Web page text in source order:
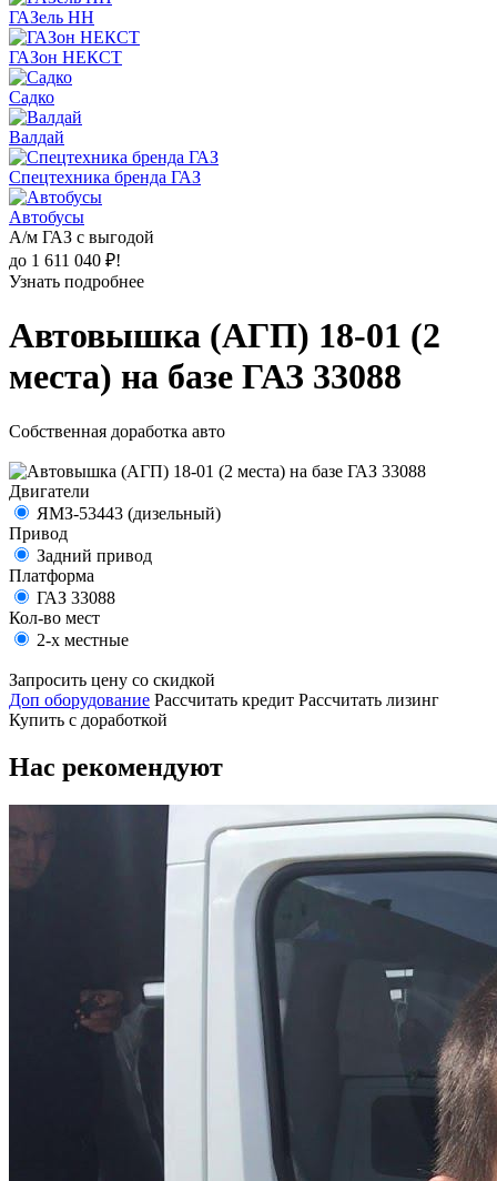
ГАЗель НН
ГАЗон НЕКСТ
Садко
Валдай
Спецтехника бренда ГАЗ
Автобусы
А/м ГАЗ с выгодой
до 1 611 040 ₽!
Узнать подробнее
Автовышка (АГП) 18-01 (2
места) на базе ГАЗ 33088
Собственная доработка авто
Двигатели
ЯМЗ-53443 (дизельный)
Привод
Задний привод
Платформа
ГАЗ 33088
Кол-во мест
2-х местные
Запросить цену со скидкой
Доп оборудование Рассчитать кредит Рассчитать лизинг
Купить с доработкой
Нас рекомендуют